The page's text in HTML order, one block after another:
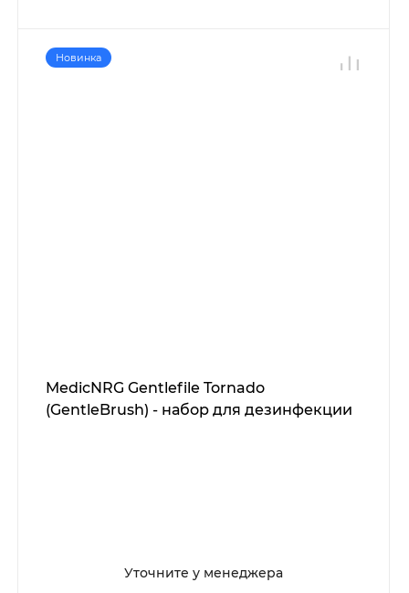
Новинка
MedicNRG Gentlefile Tornado
(GentleBrush) - набор для дезинфекции
Уточните у менеджера